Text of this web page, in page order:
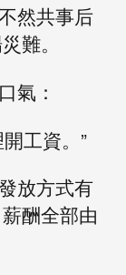
然共事后
難。
氣：
工資。”
放方式有
酬全部由